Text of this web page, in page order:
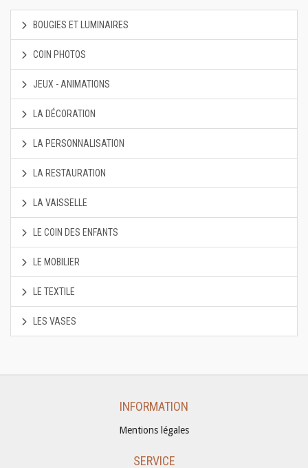
BOUGIES ET LUMINAIRES
COIN PHOTOS
JEUX - ANIMATIONS
LA DÉCORATION
LA PERSONNALISATION
LA RESTAURATION
LA VAISSELLE
LE COIN DES ENFANTS
LE MOBILIER
LE TEXTILE
LES VASES
INFORMATION
Mentions légales
SERVICE